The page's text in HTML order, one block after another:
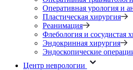
Оперативная урология и
Пластическая хирургия
Реанимация
Флебология и сосудистая
Эндокринная хирургия
Эндоскопические
Центр неврологии